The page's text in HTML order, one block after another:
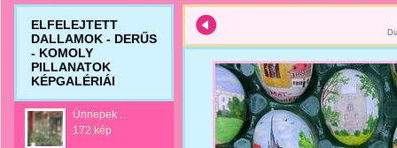
ELFELEJTETT
DALLAMOK - DERŰS
- KOMOLY
PILLANATOK
KÉPGALÉRIÁI
Ünnepek ...
172 kép